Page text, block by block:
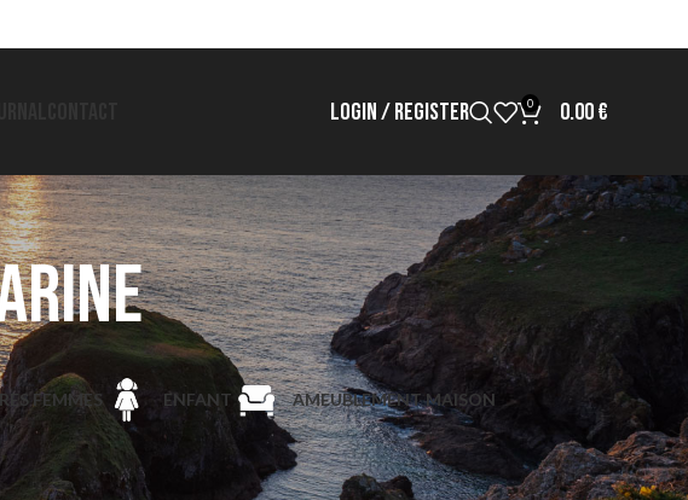
LOGIN / REGISTER 0 0.00€
FEMMES ENFANT AMEUBLEMENT MAISON